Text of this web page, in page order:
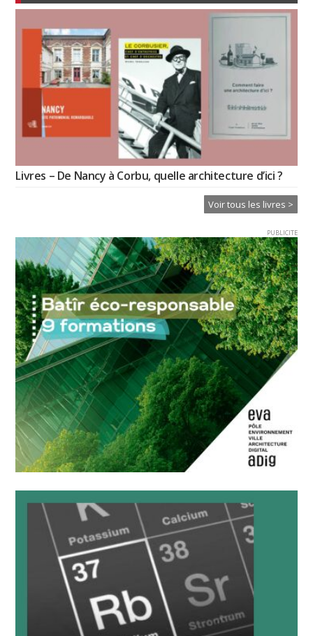
Livres – De Nancy à Corbu, quelle architecture d’ici ?
Voir tous les livres >
PUBLICITE